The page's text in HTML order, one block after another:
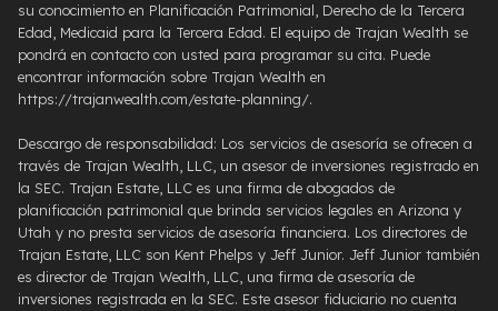
su conocimiento en Planificación Patrimonial, Derecho de la Tercera
Edad, Medicaid para la Tercera Edad. El equipo de Trajan Wealth se
pondrá en contacto con usted para programar su cita. Puede
encontrar información sobre Trajan Wealth en
https://trajanwealth.com/estate-planning/.
Descargo de responsabilidad: Los servicios de asesoría se ofrecen a
través de Trajan Wealth, LLC, un asesor de inversiones registrado en
la SEC. Trajan Estate, LLC es una firma de abogados de
planificación patrimonial que brinda servicios legales en Arizona y
Utah y no presta servicios de asesoría financiera. Los directores de
Trajan Estate, LLC son Kent Phelps y Jeff Junior. Jeff Junior también
es director de Trajan Wealth, LLC, una firma de asesoría de
inversiones registrada en la SEC. Este asesor fiduciario no cuenta